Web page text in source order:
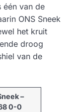
één van de
ONS Sneek
het kruit
droog
van de
–
0-0